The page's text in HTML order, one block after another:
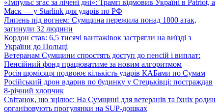
«Імпульс згас за лічені дні»: Трамп відмовив Україні в Patriot, а
Маск — у Starlink для ударів по РФ
Липень під вогнем: Сумщина пережила понад 1800 атак,
загинули 32 людини
Кордон став: 6,5 тисячі вантажівок застрягли на виїзді з
України до Польщі
Ветеранам Сумщини спростять доступ до пенсій і виплат:
Пенсійний фонд працюватиме за новим алгоритмом
Росія щомісяця подвоює кількість ударів КАБами по Сумам
Російський дрон вдарив по будинку у Стецьківці: постраждав
8-річний хлопчик
Світанок, що зцілює: На Сумщині для ветеранів та їхніх родин
організовують прогулянки на SUP-дошках